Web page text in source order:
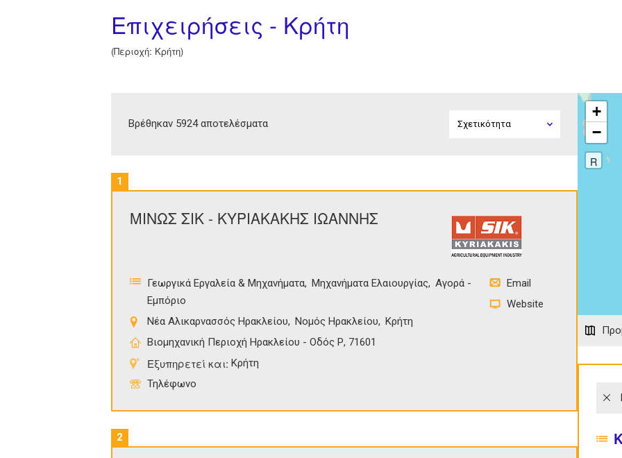
Επιχειρήσεις - Κρήτη
(Περιοχή: Κρήτη)
Βρέθηκαν 5924 αποτελέσματα
1
ΜΙΝΩΣ ΣΙΚ - ΚΥΡΙΑΚΑΚΗΣ ΙΩΑΝΝΗΣ
Γεωργικά Εργαλεία & Μηχανήματα Μηχανήματα Ελαιουργίας
Αγορά -
Εμπόριο
Νέα Αλικαρνασσός Ηρακλείου
Νομός Ηρακλείου
Κρήτη
Βιομηχανική Περιοχή Ηρακλείου - Οδός Ρ, 71601
Εξυπηρετεί και: Κρήτη
Τηλέφωνο
Email
Website
2
+
−
R